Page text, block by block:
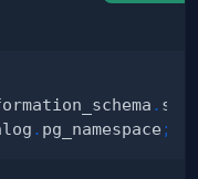
.
. pg_namespace ;